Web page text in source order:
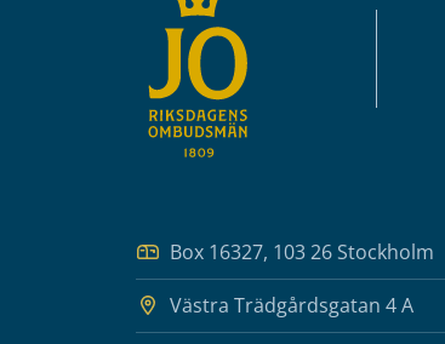
Box 16327, 103 26 Stockholm
Västra Trädgårdsgatan 4 A